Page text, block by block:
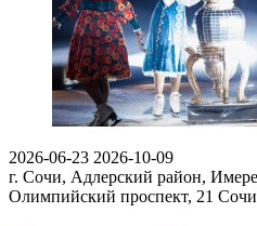
2026-06-23 2026-10-09
г. Сочи, Адлерский район,
Олимпийский проспект, 21